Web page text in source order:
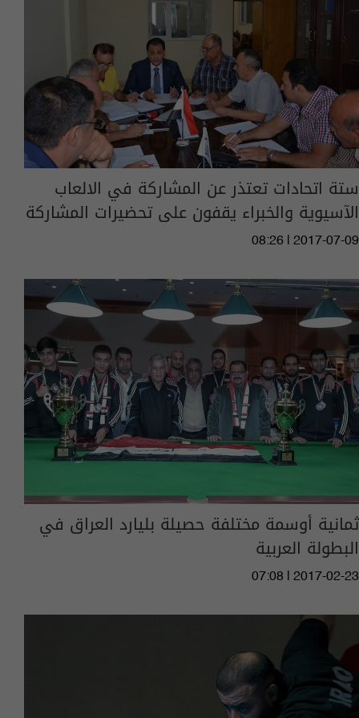
ستة اتحادات تعتذر عن المشاركة في الالعاب
الآسيوية والخبراء يقفون على تحضيرات المشاركة
08:26 | 2017-07-09
ثمانية أوسمة مختلفة حصيلة بليارد العراق في
البطولة العربية
07:08 | 2017-02-23